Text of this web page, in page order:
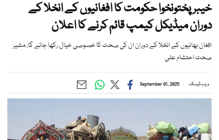
خیبر پختونخوا حکومت کا افغانیوں کے انخلا کے
دوران میڈیکل کیمپ قائم کرنے کا اعلان
افغان بھائیوں کے انخلا کے دوران ان کی صحت کا خصوصی خیال رکھا جائے گا، مشیر
صحت احتشام علی
ویب ڈیسک September 01, 2025